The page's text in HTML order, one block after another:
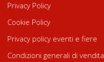
Privacy Policy
Cookie Policy
Privacy policy eventi e fiere
Condizioni generali di vendita